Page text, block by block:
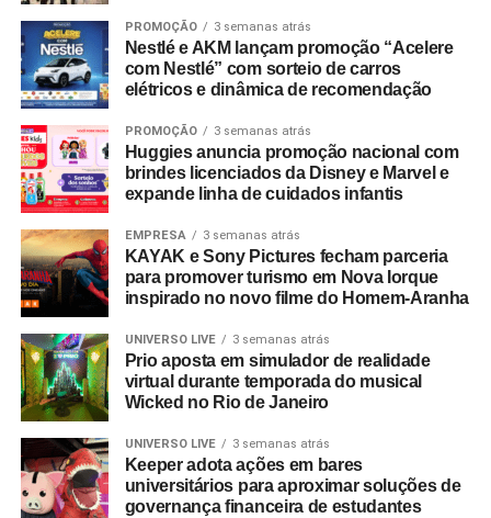
PROMOÇÃO 3 semanas atrás
Nestlé e AKM lançam promoção “Acelere
com Nestlé” com sorteio de carros
elétricos e dinâmica de recomendação
PROMOÇÃO 3 semanas atrás
Huggies anuncia promoção nacional com
brindes licenciados da Disney e Marvel e
expande linha de cuidados infantis
EMPRESA 3 semanas atrás
KAYAK e Sony Pictures fecham parceria
para promover turismo em Nova Iorque
inspirado no novo filme do Homem-Aranha
UNIVERSO LIVE 3 semanas atrás
Prio aposta em simulador de realidade
virtual durante temporada do musical
Wicked no Rio de Janeiro
UNIVERSO LIVE 3 semanas atrás
Keeper adota ações em bares
universitários para aproximar soluções de
governança financeira de estudantes